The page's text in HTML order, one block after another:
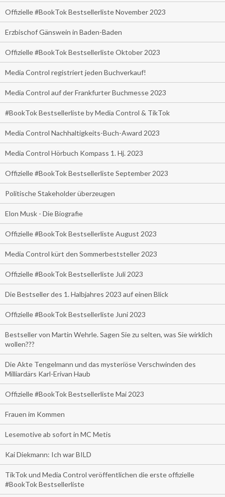
Offizielle #BookTok Bestsellerliste November 2023
Erzbischof Gänswein in Baden-Baden
Offizielle #BookTok Bestsellerliste Oktober 2023
Media Control registriert jeden Buchverkauf!
Media Control auf der Frankfurter Buchmesse 2023
#BookTok Bestsellerliste by Media Control & TikTok
Media Control Nachhaltigkeits-Buch-Award 2023
Media Control Hörbuch Kompass 1. Hj. 2023
Offizielle #BookTok Bestsellerliste September 2023
Politische Stakeholder überzeugen
Elon Musk - Die Biografie
Offizielle #BookTok Bestsellerliste August 2023
Media Control kürt den Sommerbeststeller 2023
Offizielle #BookTok Bestsellerliste Juli 2023
Die Bestseller des 1. Halbjahres 2023 auf einen Blick
Offizielle #BookTok Bestsellerliste Juni 2023
Bestseller von Martin Wehrle. Sagen Sie zu selten, was Sie wirklich
wollen???
Die Akte Tengelmann und das mysteriöse Verschwinden des
Milliardärs Karl-Erivan Haub
Offizielle #BookTok Bestsellerliste Mai 2023
Frauen im Kommen
Lesemotive ab sofort in MC Metis
Kai Diekmann: Ich war BILD
TikTok und Media Control veröffentlichen die erste offizielle
#BookTok Bestsellerliste